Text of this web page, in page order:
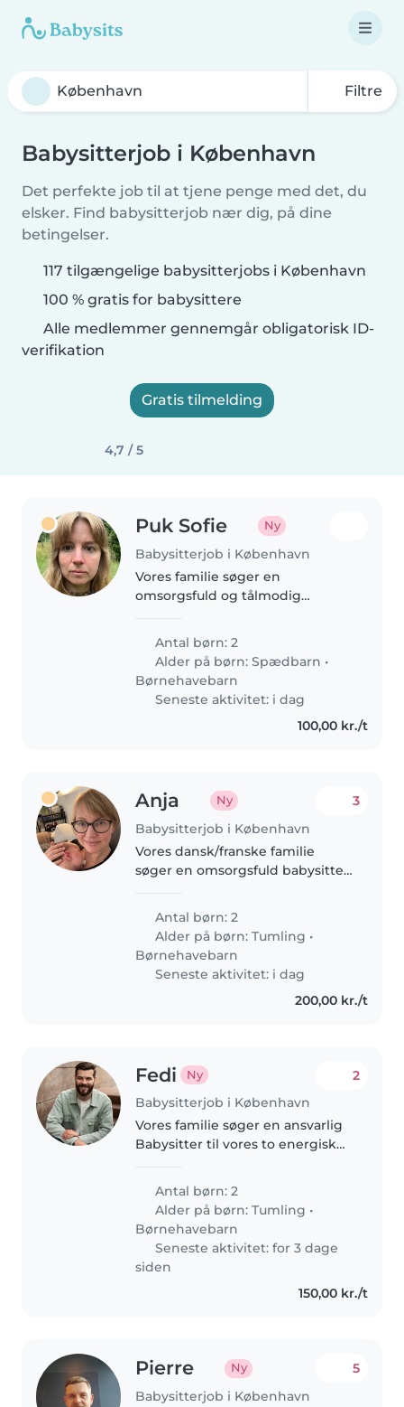
Filtre
Babysitterjob i København
Det perfekte job til at tjene penge med det, du
elsker. Find babysitterjob nær dig, på dine
betingelser.
117 tilgængelige babysitterjobs i København
100 % gratis for babysittere
Alle medlemmer gennemgår obligatorisk ID-
verifikation
Gratis tilmelding
4,7 / 5
Puk Sofie Ny
Babysitterjob i København
Vores familie søger en
omsorgsfuld og tålmodig
vores to børn. Den lille på 1 år og
det nysgerrige førskolebarn skal
passes med omsorg i vores
hjem. Kontakt..
Antal børn: 2
Alder på børn:Spædbarn •
Børnehavebarn
Seneste aktivitet: i dag
100,00 kr./t
Anja Ny
Babysitterjob i København
3
Vores dansk/franske familie
søger en omsorgsfuld babysitter
på 1 og 3 år. Også lettere
oprydning i hjemmet, som fx..
Antal børn: 2
Alder på børn:Tumling •
Børnehavebarn
Seneste aktivitet: i dag
200,00 kr./t
Fedi Ny
Babysitterjob i København
2
Vores familie søger en ansvarlig
Babysitter til vores to energiske
nysgerrige og elsker at lege. Vi
foretrækker en, der kan snakke
dansk, da børnene ikke er..
Antal børn: 2
Alder på børn:Tumling •
Børnehavebarn
Seneste aktivitet: for 3 dage
siden
150,00 kr./t
Pierre Ny
Babysitterjob i København
5